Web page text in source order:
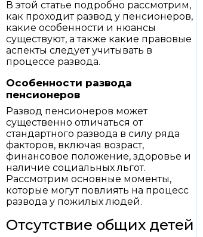
В этой статье подробно рассмотрим,
как проходит развод у пенсионеров,
какие особенности и нюансы
существуют, а также какие правовые
аспекты следует учитывать в
процессе развода.
Особенности развода
пенсионеров
Развод пенсионеров может
существенно отличаться от
стандартного развода в силу ряда
факторов, включая возраст,
финансовое положение, здоровье и
наличие социальных льгот.
Рассмотрим основные моменты,
которые могут повлиять на процесс
развода у пожилых людей.
Отсутствие общих детей